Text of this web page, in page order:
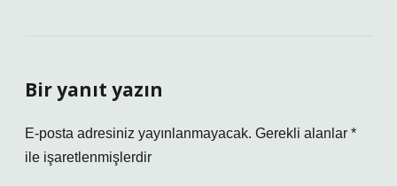
Bir yanıt yazın
E-posta adresiniz yayınlanmayacak. Gerekli alanlar *
ile işaretlenmişlerdir